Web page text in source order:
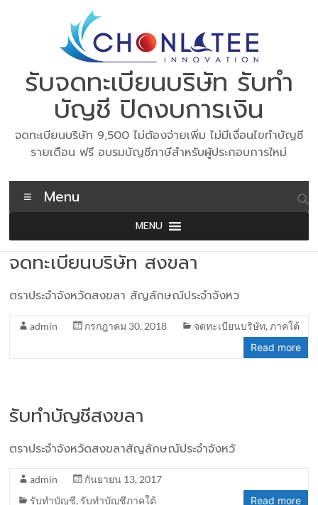
รับจดทะเบียนบริษัท รับทำ
บัญชี ปิดงบการเงิน
จดทะเบียนบริษัท 9,500 ไม่ต้องจ่ายเพิ่ม ไม่มีเงื่อนไขทำบัญชี
รายเดือน ฟรี อบรมบัญชีภาษีสำหรับผู้ประกอบการใหม่
Menu
MENU
จดทะเบียนบริษัท สงขลา
ตราประจำจังหวัดสงขลา สัญลักษณ์ประจำจังหว
admin กรกฎาคม 30, 2018 จดทะเบียนบริษัท,ภาคใต้
Read more
รับทำบัญชีสงขลา
ตราประจำจังหวัดสงขลาสัญลักษณ์ประจำจังหวั
admin
กันยายน 13, 2017
รับทำบัญชี, รับทำบัญชีภาคใต้ Read more